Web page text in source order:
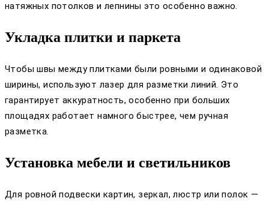
натяжных потолков и лепнины это особенно важно.
Укладка плитки и паркета
Чтобы швы между плитками были ровными и одинаковой
ширины, используют лазер для разметки линий. Это
гарантирует аккуратность, особенно при больших
площадях работает намного быстрее, чем ручная
разметка.
Установка мебели и светильников
Для ровной подвески картин, зеркал, люстр или полок —